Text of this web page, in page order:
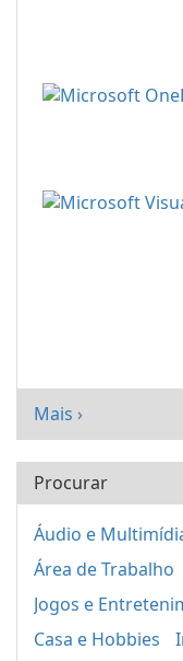
Mais ›
Procurar
Áudio e
Área de Trabalho
Jogos e
Casa e Hobbies